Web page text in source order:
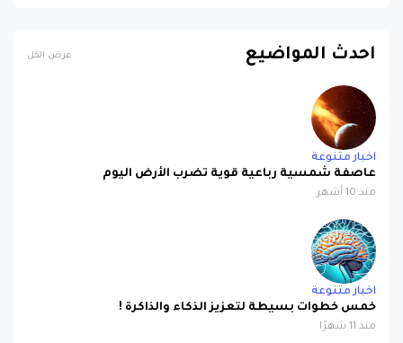
احدث المواضيع عرض الكل
اخبار متنوعة
عاصفة شمسية رباعية قوية تضرب الأرض اليوم
منذ 10 أشهر
اخبار متنوعة
خمس خطوات بسيطة لتعزيز الذكاء والذاكرة !
منذ 11 شهرًا